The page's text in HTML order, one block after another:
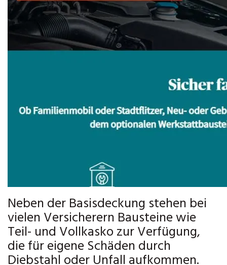
Neben der Basisdeckung stehen bei
vielen Versicherern Bausteine wie
Teil- und Vollkasko zur Verfügung,
die für eigene Schäden durch
Diebstahl oder Unfall aufkommen.